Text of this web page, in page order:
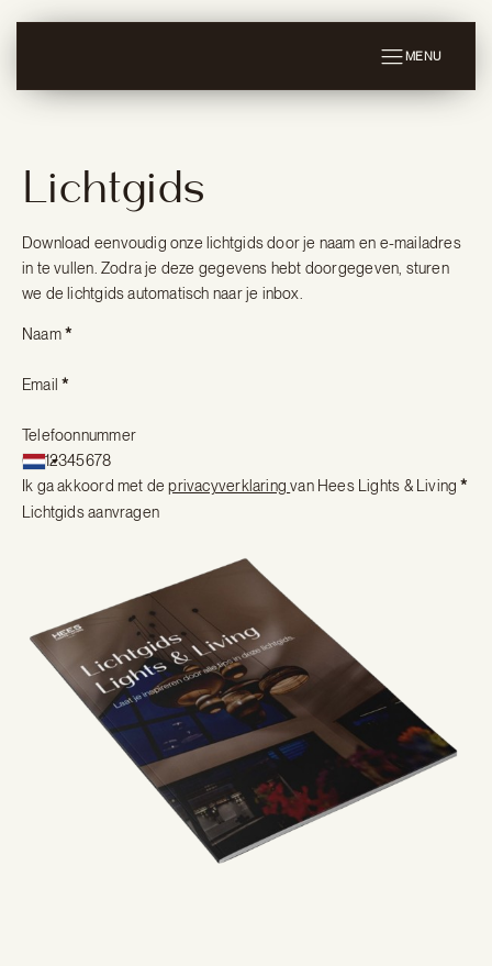
MENU
Lichtgids
Download eenvoudig onze lichtgids door je naam en e-mailadres
in te vullen. Zodra je deze gegevens hebt doorgegeven, sturen
we de lichtgids automatisch naar je inbox.
Section
Naam *
Email *
Telefoonnummer
Ik ga akkoord met deprivacyverklaring van Hees Lights & Living *
Lichtgids aanvragen